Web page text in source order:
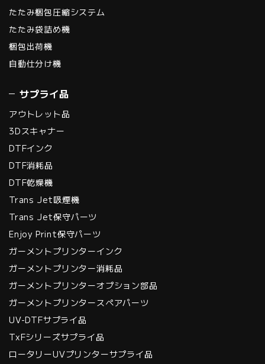
たたみ梱包圧縮システム
たたみ袋詰め機
梱包出荷機
自動仕分け機
サプライ品
アウトレット品
3Dスキャナー
DTFインク
DTF消耗品
DTF乾燥機
Trans Jet吸煙機
Trans Jet保守パーツ
Enjoy Print保守パーツ
ガーメントプリンターインク
ガーメントプリンター消耗品
ガーメントプリンターオプション部品
ガーメントプリンタースペアパーツ
UV-DTFサプライ品
TxFシリーズサプライ品
ロータリーUVプリンターサプライ品